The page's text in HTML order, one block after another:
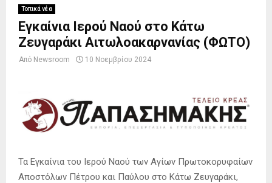
Τοπικά νέα
Εγκαίνια Ιερού Ναού στο Κάτω
Ζευγαράκι Αιτωλοακαρνανίας (ΦΩΤΟ)
Από Newsroom 10 Νοεμβρίου 2024
Τα Εγκαίνια του Ιερού Ναού των Αγίων Πρωτοκορυφαίων
Αποστόλων Πέτρου και Παύλου στο Κάτω Ζευγαράκι,